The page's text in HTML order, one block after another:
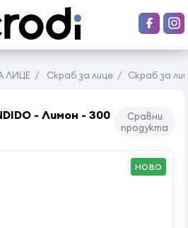
ЛИЦЕ / Скраб за лице / Скраб за
- Лимон - 300
Сравни
продукта
НОВО